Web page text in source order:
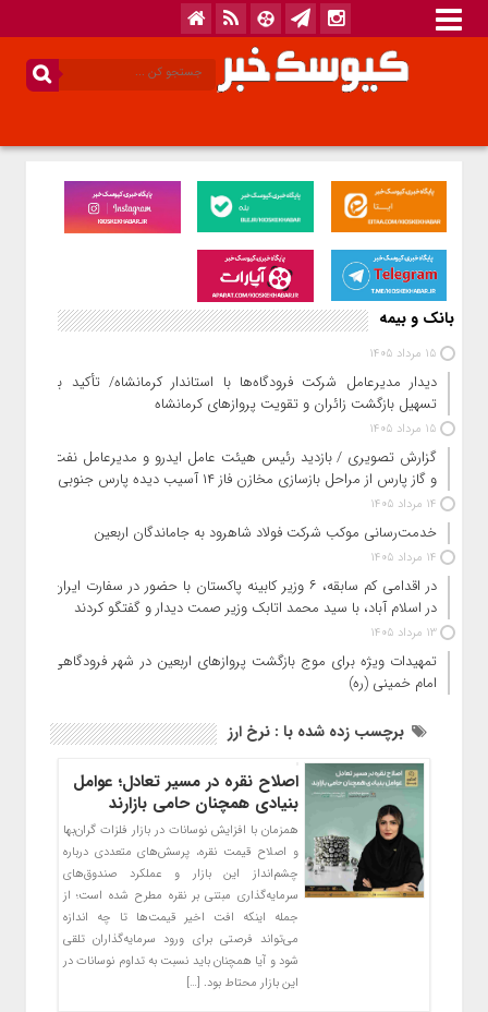
بانک و بیمه
15 مرداد 1405
دیدار مدیرعامل شرکت فرودگاه‌ها با استاندار کرمانشاه/ تأکید بر
تسهیل بازگشت زائران و تقویت پروازهای کرمانشاه
15 مرداد 1405
گزارش تصویری / بازدید رئیس هیئت عامل ایدرو و مدیرعامل نفت
و گاز پارس از مراحل بازسازی مخازن فاز ۱۴ آسیب دیده پارس جنوبی
14 مرداد 1405
خدمت‌رسانی موکب شرکت فولاد شاهرود به جاماندگان اربعین
14 مرداد 1405
در اقدامی کم سابقه، ۶ وزیر کابینه پاکستان با حضور در سفارت ایران
در اسلام آباد، با سید محمد اتابک وزیر صمت دیدار و گفتگو کردند
13 مرداد 1405
تمهیدات ویژه برای موج بازگشت پروازهای اربعین در شهر فرودگاهی
امام خمینی (ره)
برچسب زده شده با : نرخ ارز
اصلاح نقره در مسیر تعادل؛ عوامل
بنیادی همچنان حامی بازارند
همزمان با افزایش نوسانات در بازار فلزات گران‌بها
و اصلاح قیمت نقره، پرسش‌های متعددی درباره
چشم‌انداز این بازار و عملکرد صندوق‌های
سرمایه‌گذاری مبتنی بر نقره مطرح شده است؛ از
جمله اینکه افت اخیر قیمت‌ها تا چه اندازه
می‌تواند فرصتی برای ورود سرمایه‌گذاران تلقی
شود و آیا همچنان باید نسبت به تداوم نوسانات در
این بازار محتاط بود. […]